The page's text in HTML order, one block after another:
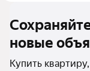
новые
Купить